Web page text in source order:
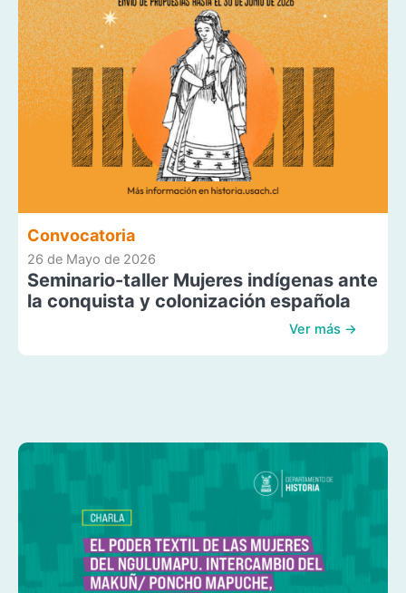
Convocatoria
26 de Mayo de 2026
Seminario-taller Mujeres indígenas ante
la conquista y colonización española
Ver más →